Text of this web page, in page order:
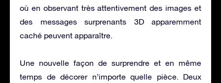
où en observant très attentivement des images et
des messages surprenants 3D apparemment
caché peuvent apparaître.
Une nouvelle façon de surprendre et en même
temps de décorer n’importe quelle pièce. Deux